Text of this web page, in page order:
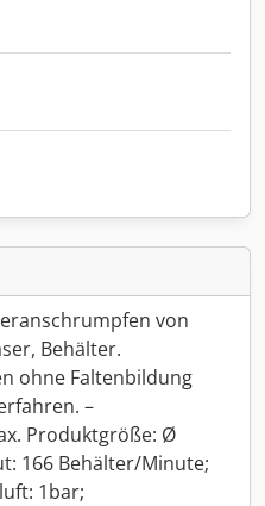
von
Behälter.
ohne Faltenbildung
–
Produktgröße: Ø
166 Behälter/Minute;
1bar;